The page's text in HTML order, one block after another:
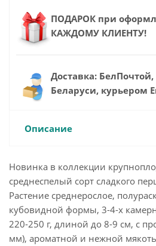
ПОДАРОК при
КАЖДОМУ КЛИЕНТУ!
Доставка:
Беларуси, курьером
Описание
Новинка в коллекции
среднеспелый сорт сладкого
Растение среднерослое,
кубовидной формы, 3-4-х
220-250 г, длиной до 8-9 см, с
мм), ароматной и нежной